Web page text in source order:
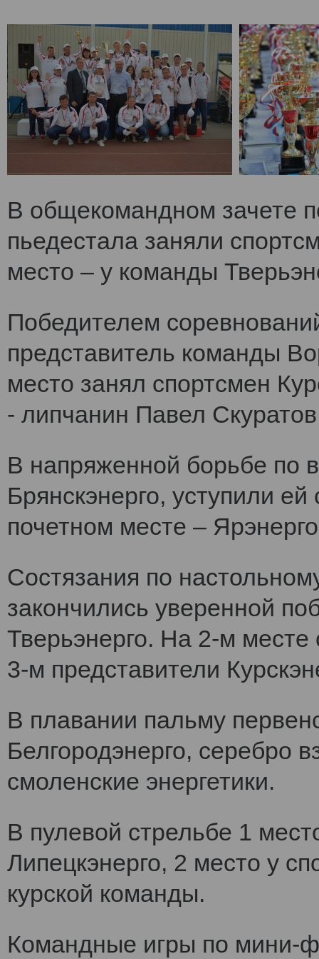
В общекомандном зачете
пьедестала заняли
место – у команды
Победителем
представитель команды
место занял спортсмен
- липчанин Павел
В напряженной борьбе по
Брянскэнерго, уступили
почетном месте –
Состязания по
закончились уверенной
Тверьэнерго. На 2-м
3-м представители
В плавании пальму
Белгородэнерго, серебро
смоленские энергетики.
В пулевой стрельбе 1
Липецкэнерго, 2 место у
курской команды.
Командные игры по мини-